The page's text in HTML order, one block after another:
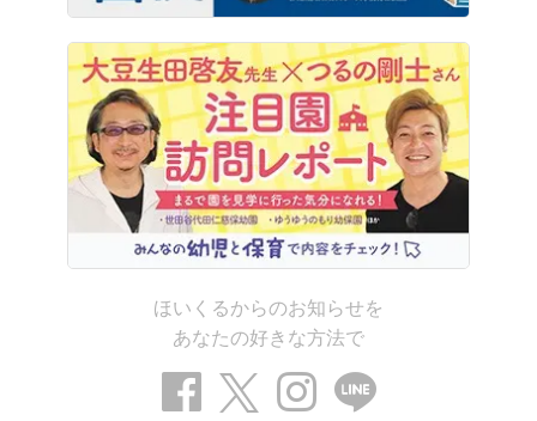
ほいくるからのお知らせを
あなたの好きな方法で